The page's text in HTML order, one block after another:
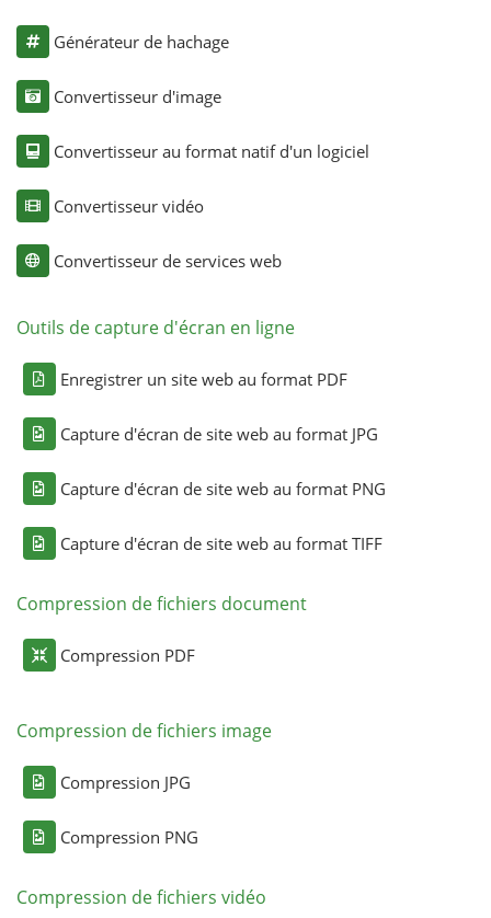
Générateur de hachage
Convertisseur d'image
Convertisseur au format natif d'un logiciel
Convertisseur vidéo
Convertisseur de services web
Outils de capture d'écran en ligne
Enregistrer un site web au format PDF
Capture d'écran de site web au format JPG
Capture d'écran de site web au format PNG
Capture d'écran de site web au format TIFF
Compression de fichiers document
Compression PDF
Compression de fichiers image
Compression JPG
Compression PNG
Compression de fichiers vidéo